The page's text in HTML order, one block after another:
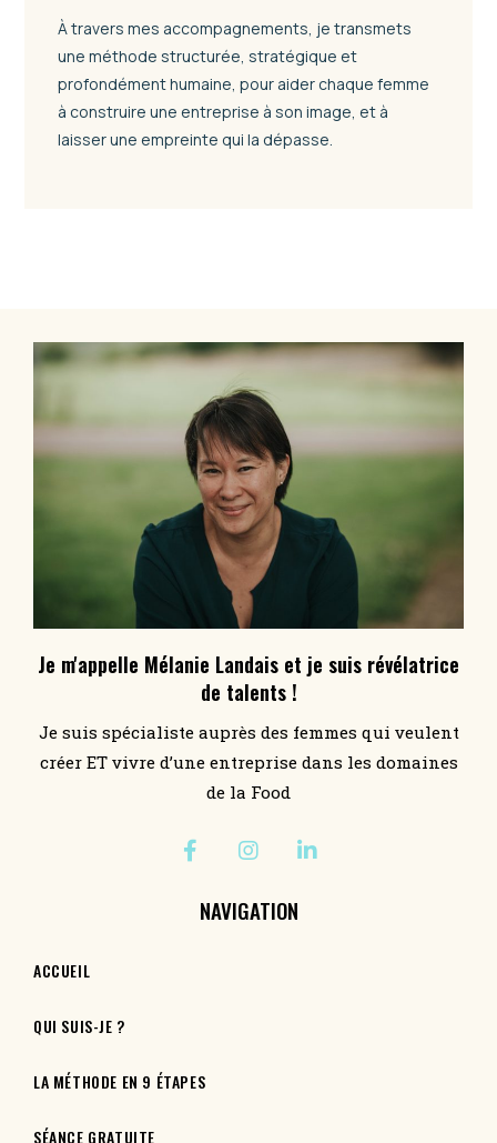
À travers mes accompagnements, je transmets
une méthode structurée, stratégique et
profondément humaine, pour aider chaque femme
à construire une entreprise à son image, et à
laisser une empreinte qui la dépasse.
Je m'appelle Mélanie Landais et je suis révélatrice
de talents !
Je suis spécialiste auprès des femmes qui veulent
créer ET vivre d’une entreprise dans les domaines
de la Food
NAVIGATION
ACCUEIL
QUI SUIS-JE ?
LA MÉTHODE EN 9 ÉTAPES
SÉANCE GRATUITE